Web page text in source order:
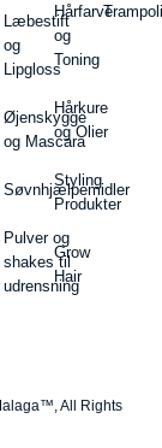
Læbestift
og
Lipgloss
Øjenskygge
og Mascara
Søvnhjælpemidler
Pulver og
shakes til
udrensning
Hårfarve
og
Toning
Hårkure
og Olier
Styling
Produkter
Grow
Hair
All Rights